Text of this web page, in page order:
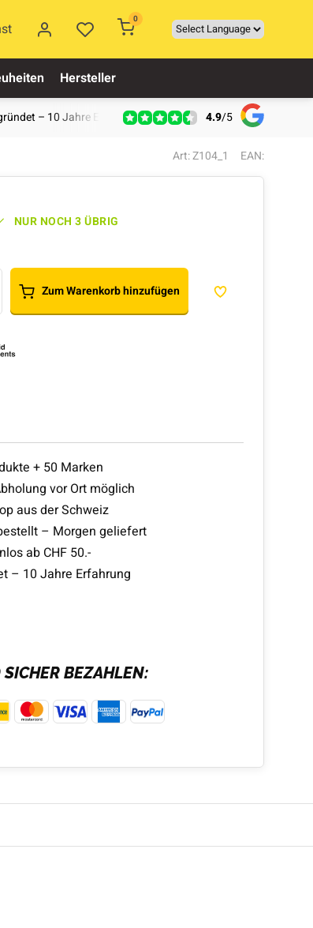
0
Hersteller
– 10 Jahre Erfahrung 4.9/5
Art: Z104_1 EAN:
NUR NOCH 3 ÜBRIG
Zum Warenkorb hinzufügen
+ 50 Marken
vor Ort möglich
aus der Schweiz
– Morgen geliefert
ab CHF 50.-
– 10 Jahre Erfahrung
BEZAHLEN: